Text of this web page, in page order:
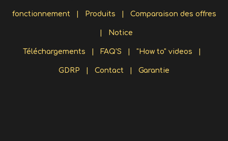
fonctionnement| Produits Comparaison des offres
Notice
Téléchargements FAQ'S "How to" videos
GDRP Contact Garantie